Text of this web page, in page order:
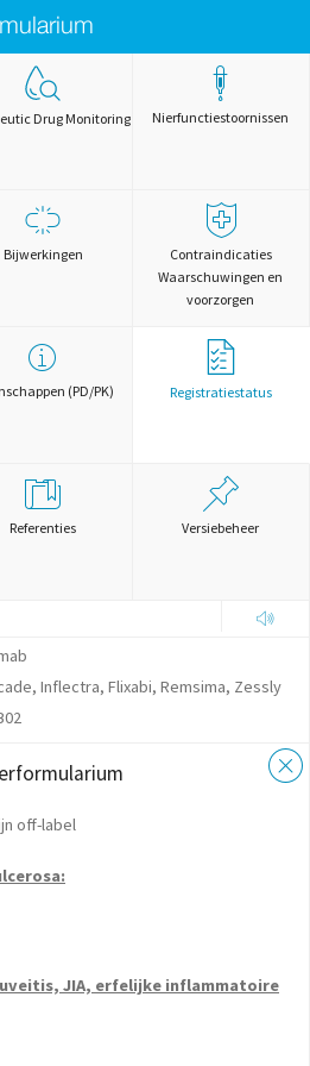
Drug Monitoring Nierfunctiestoornissen
Bijwerkingen
Contraindicaties
Waarschuwingen en
voorzorgen
(PD/PK) Registratiestatus
Referenties Versiebeheer
Inflectra, Flixabi, Remsima, Zessly
off-label
JIA, erfelijke inflammatoire